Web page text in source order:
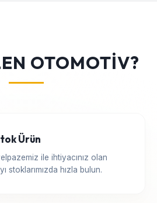
OTOMOTİV?
Ürün
ile ihtiyacınız olan
stoklarımızda hızla bulun.